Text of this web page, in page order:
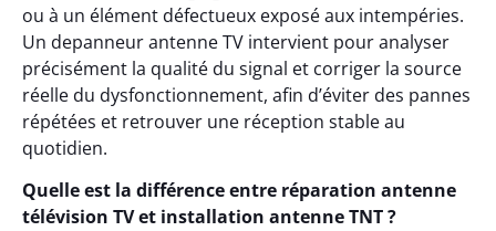
ou à un élément défectueux exposé aux intempéries.
Un depanneur antenne TV intervient pour analyser
précisément la qualité du signal et corriger la source
réelle du dysfonctionnement, afin d’éviter des pannes
répétées et retrouver une réception stable au
quotidien.
Quelle est la différence entre réparation antenne
télévision TV et installation antenne TNT ?